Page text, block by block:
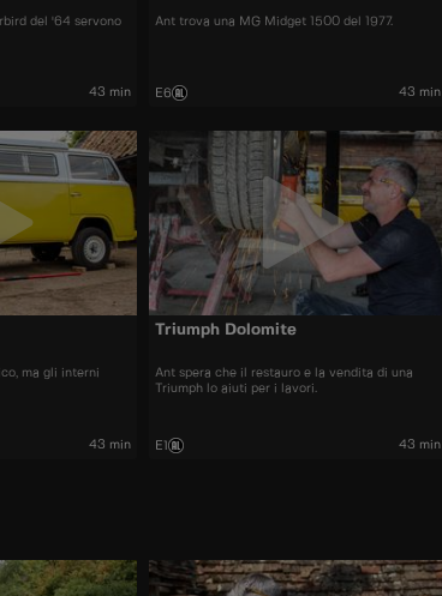
del '64 servono
43 min
Ant trova una MG Midget 1500 del 1977.
E6 43 min
ma gli interni
43 min
Triumph Dolomite
Ant spera che il restauro e la vendita di una
Triumph lo aiuti per i lavori.
E1 43 min